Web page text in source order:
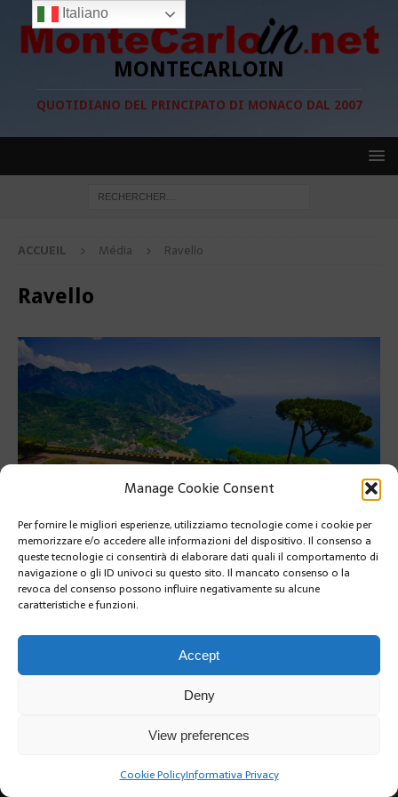
Manage Cookie Consent
Per fornire le migliori esperienze, utilizziamo tecnologie come i cookie per
memorizzare e/o accedere alle informazioni del dispositivo. Il consenso a
queste tecnologie ci consentirà di elaborare dati quali il comportamento di
navigazione o gli ID univoci su questo sito. Il mancato consenso o la
revoca del consenso possono influire negativamente su alcune
caratteristiche e funzioni.
Accept
Deny
View preferences
Cookie PolicyInformativa Privacy
MONTECARLOIN
QUOTIDIANO DEL PRINCIPATO DI MONACO DAL 2007
ACCUEIL Média Ravello
Ravello
PRÉCÉDENT
Copyright @2019 | by Crivle
Italiano